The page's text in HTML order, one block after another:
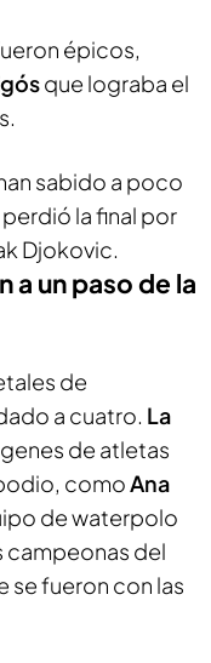
épicos,
que lograba el
sabido a poco
la final por
Djokovic.
a un paso de la
de
a cuatro. La
de atletas
comoAna
de waterpolo
campeonas del
se fueron con las